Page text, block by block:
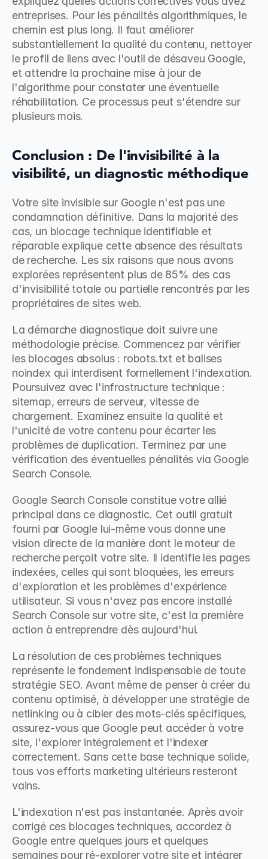
entreprises. Pour les pénalités algorithmiques, le
chemin est plus long. Il faut améliorer
substantiellement la qualité du contenu, nettoyer
le profil de liens avec l'outil de désaveu Google,
et attendre la prochaine mise à jour de
l'algorithme pour constater une éventuelle
réhabilitation. Ce processus peut s'étendre sur
plusieurs mois.
Conclusion : De l'invisibilité à la
visibilité, un diagnostic méthodique
Votre site invisible sur Google n'est pas une
condamnation définitive. Dans la majorité des
cas, un blocage technique identifiable et
réparable explique cette absence des résultats
de recherche. Les six raisons que nous avons
explorées représentent plus de 85% des cas
d'invisibilité totale ou partielle rencontrés par les
propriétaires de sites web.
La démarche diagnostique doit suivre une
méthodologie précise. Commencez par vérifier
les blocages absolus : robots.txt et balises
noindex qui interdisent formellement l'indexation.
Poursuivez avec l'infrastructure technique :
sitemap, erreurs de serveur, vitesse de
chargement. Examinez ensuite la qualité et
l'unicité de votre contenu pour écarter les
problèmes de duplication. Terminez par une
vérification des éventuelles pénalités via Google
Search Console.
Google Search Console constitue votre allié
principal dans ce diagnostic. Cet outil gratuit
fourni par Google lui-même vous donne une
vision directe de la manière dont le moteur de
recherche perçoit votre site. Il identifie les pages
indexées, celles qui sont bloquées, les erreurs
d'exploration et les problèmes d'expérience
utilisateur. Si vous n'avez pas encore installé
Search Console sur votre site, c'est la première
action à entreprendre dès aujourd'hui.
La résolution de ces problèmes techniques
représente le fondement indispensable de toute
stratégie SEO. Avant même de penser à créer du
contenu optimisé, à développer une stratégie de
netlinking ou à cibler des mots-clés spécifiques,
assurez-vous que Google peut accéder à votre
site, l'explorer intégralement et l'indexer
correctement. Sans cette base technique solide,
tous vos efforts marketing ultérieurs resteront
vains.
L'indexation n'est pas instantanée. Après avoir
corrigé ces blocages techniques, accordez à
Google entre quelques jours et quelques
semaines pour ré-explorer votre site et intégrer